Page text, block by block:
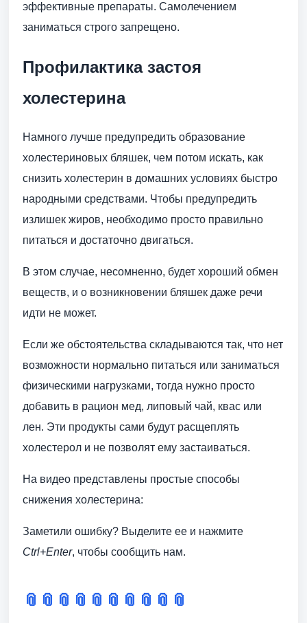
эффективные препараты. Самолечением
заниматься строго запрещено.
Профилактика застоя
холестерина
Намного лучше предупредить образование
холестериновых бляшек, чем потом искать, как
снизить холестерин в домашних условиях быстро
народными средствами. Чтобы предупредить
излишек жиров, необходимо просто правильно
питаться и достаточно двигаться.
В этом случае, несомненно, будет хороший обмен
веществ, и о возникновении бляшек даже речи
идти не может.
Если же обстоятельства складываются так, что нет
возможности нормально питаться или заниматься
физическими нагрузками, тогда нужно просто
добавить в рацион мед, липовый чай, квас или
лен. Эти продукты сами будут расщеплять
холестерол и не позволят ему застаиваться.
На видео представлены простые способы
снижения холестерина:
Заметили ошибку? Выделите ее и нажмите
Ctrl+Enter, чтобы сообщить нам.
📎 📎 📎 📎 📎 📎 📎 📎 📎 📎